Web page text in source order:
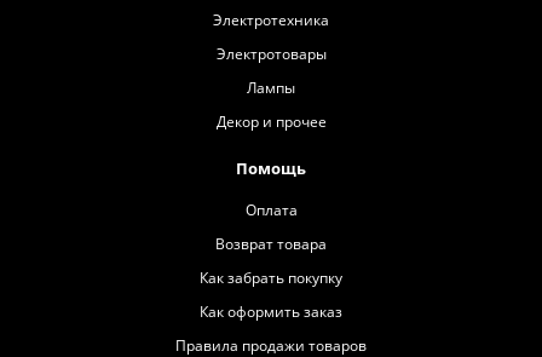
Электротехника
Электротовары
Лампы
Декор и прочее
Помощь
Оплата
Возврат товара
Как забрать покупку
Как оформить заказ
Правила продажи товаров